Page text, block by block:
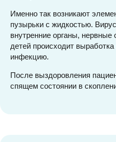
Именно так возникают
пузырьки с жидкостью.
внутренние органы,
детей происходит
инфекцию.
После выздоровления
спящем состоянии в